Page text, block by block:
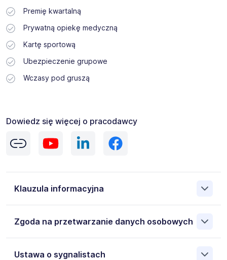
Premię kwartalną
Prywatną opiekę medyczną
Kartę sportową
Ubezpieczenie grupowe
Wczasy pod gruszą
Dowiedz się więcej o pracodawcy
Klauzula informacyjna
przepisami dotyczącymi jawności wynagrodzeń
informację o wysokości wynagrodzenia zasadniczego,
Zgoda na przetwarzanie danych osobowych
osobowych przez Gi Group S.A. 00-833 Warszawa ul.
Ustawa o sygnalistach